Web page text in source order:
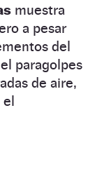
muestra
a pesar
del
paragolpes
de aire,
el